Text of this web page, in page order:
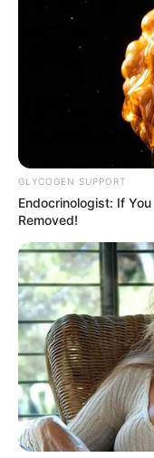
GLYCOGEN SUPPORT
Endocrinologist: If
Removed!